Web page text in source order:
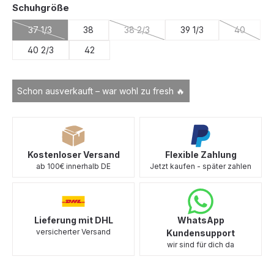
Schon ausverkauft – war wohl zu fresh 🔥
Schuhgröße
37 1/3
(Diese Option ist zurzeit nicht verfügbar.)
38 38 2/3
(Diese Option ist zurzeit nicht
39 1/3 40
(Diese
40 2/3 42
Kostenloser Versand
ab 100€ innerhalb DE
Flexible Zahlung
Jetzt kaufen - später zahlen
Lieferung mit DHL
versicherter Versand
WhatsApp
Kundensupport
wir sind für dich da